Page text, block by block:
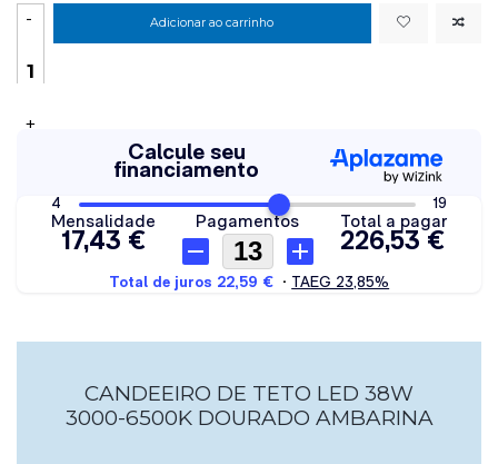
-
+
Adicionar ao carrinho
CANDEEIRO DE TETO LED 38W
3000-6500K DOURADO AMBARINA